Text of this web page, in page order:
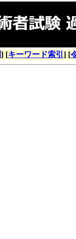
] [キーワード索引 ] [